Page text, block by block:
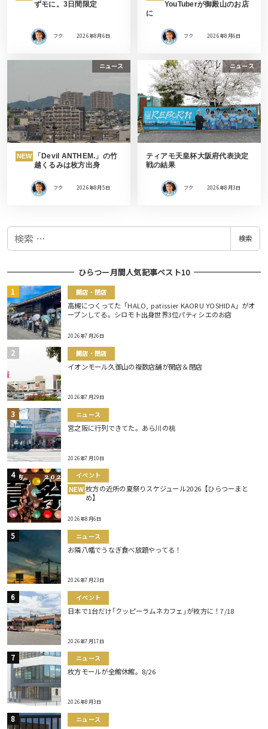
ずモに。3日間限定
フク 2026年8月6日
YouTuberが御殿山のお店
に
フク 2026年8月6日
ニュース
NEW
「Devil ANTHEM.」の竹
越くるみは枚方出身
フク 2026年8月5日
ニュース
ティアモ天皇杯大阪府代表決定
戦の結果
フク 2026年8月3日
検
検索
ひらつー月間人気記事ベスト10
開店・閉店
高槻につくってた「HALO, patissier KAORU YOSHIDA」がオ
ープンしてる。シロモト出身世界3位パティシエのお店
2026年7月26日
開店・閉店
イオンモール久御山の複数店舗が開店＆閉店
2026年7月29日
ニュース
宮之阪に行列できてた。あら川の桃
2026年7月10日
イベント
NEW 枚方の近所の夏祭りスケジュール2026【ひらつーまと
め】
2026年8月6日
ニュース
お隣八幡でうなぎ食べ放題やってる！
2026年7月23日
イベント
日本で1台だけ｢クッピーラムネカフェ｣が枚方に！7/18
2026年7月17日
ニュース
枚方モールが全館休館。8/26
2026年8月3日
ニュース